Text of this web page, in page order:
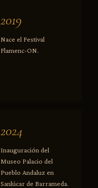
2019
Nace el Festival
Flamenc-ON.
2024
Inauguración del
Museo Palacio del
Pueblo Andaluz en
Sanlúcar de Barrameda.